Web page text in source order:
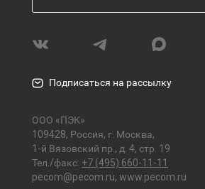
Подписаться на рассылку
ООО «ПЭК»
109428, Россия, г. Москва,
1-й Вязовский пр., д. 4, стр. 19
Тел./факс: +7 (495) 660-11-11
pecom@pecom.ru, www.pecom.ru